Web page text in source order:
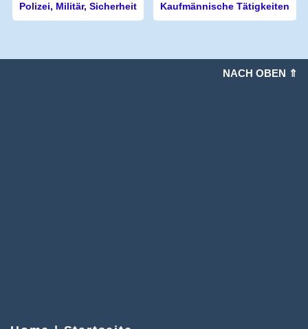
Polizei, Militär, Sicherheit Kaufmännische Tätigkeiten
NACH OBEN ⇑